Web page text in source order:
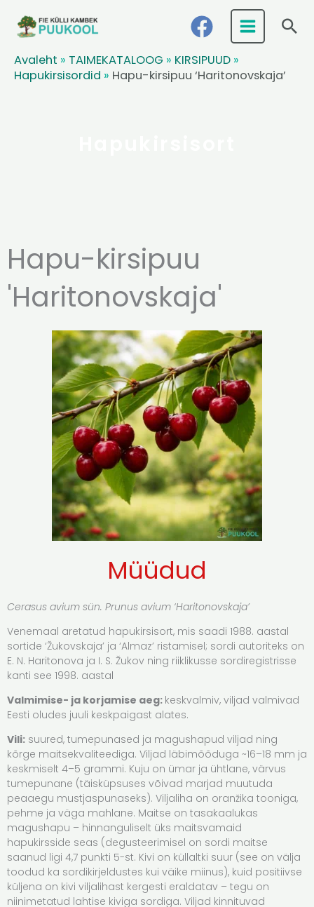
Avaleht » TAIMEKATALOOG » KIRSIPUUD »
Hapukirsisordid » Hapu-kirsipuu ‘Haritonovskaja’
Hapu-kirsipuu
'Haritonovskaja'
Müüdud
Cerasus avium sün. Prunus avium ‘Haritonovskaja’
Venemaal aretatud hapukirsisort, mis saadi 1988. aastal
sortide ‘Žukovskaja’ ja ‘Almaz’ ristamisel; sordi autoriteks on
E. N. Haritonova ja I. S. Žukov ning riiklikusse sordiregistrisse
kanti see 1998. aastal​
Valmimise- ja korjamise aeg: keskvalmiv, viljad valmivad
Eesti oludes juuli keskpaigast alates.
Vili: suured, tumepunased ja magushapud viljad ning
kõrge maitsekvaliteediga. Viljad läbimõõduga ~16–18 mm ja
keskmiselt 4–5 grammi​. Kuju on ümar ja ühtlane, värvus
tumepunane (täisküpsuses võivad marjad muutuda
peaaegu mustjaspunaseks)​. Viljaliha on oranžika tooniga,
pehme ja väga mahlane​. Maitse on tasakaalukas
magushapu – hinnanguliselt üks maitsvamaid
hapukirsside seas (degusteerimisel on sordi maitse
saanud ligi 4,7 punkti 5-st. Kivi on küllaltki suur (see on välja
toodud ka sordikirjeldustes kui väike miinus)​, kuid positiivse
küljena on kivi viljalihast kergesti eraldatav – tegu on
niinimetatud lahtise kiviga sordiga​. Viljad kinnituvad